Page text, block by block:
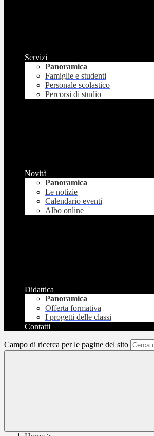
Servizi
Panoramica
Famiglie e studenti
Personale scolastico
Percorsi di studio
Novità
Panoramica
Le notizie
Calendario eventi
Albo online
Didattica
Panoramica
Offerta formativa
I progetti delle classi
Contatti
Campo di ricerca per le pagine del sito